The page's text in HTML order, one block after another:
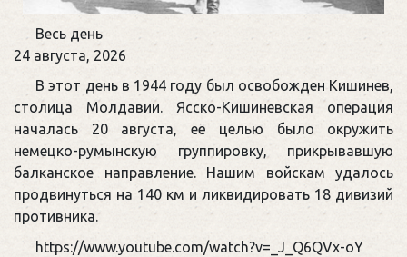
Памятная
дата
военной
истории
Отечества
Весь день
24 августа, 2026
В этот день в 1944 году был освобожден Кишинев,
столица Молдавии. Ясско-Кишиневская операция
началась 20 августа, её целью было окружить
немецко-румынскую группировку, прикрывавшую
балканское направление. Нашим войскам удалось
продвинуться на 140 км и ликвидировать 18 дивизий
противника.
https://www.youtube.com/watch?v=_J_Q6QVx-oY